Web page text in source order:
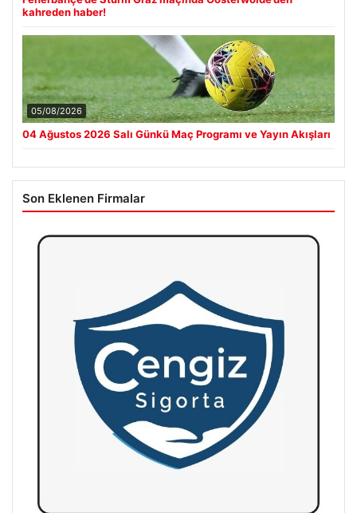
kahreden haber!
05/08/2026
04 Ağustos 2026 Salı Günkü Maç Programı ve Yayın Akışları
Son Eklenen Firmalar